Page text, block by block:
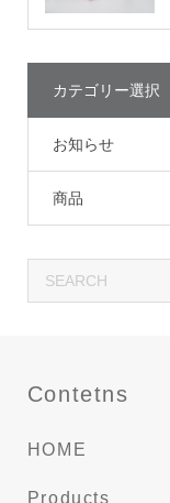
カテゴリー選択
お知らせ
商品
Contetns
HOME
Products